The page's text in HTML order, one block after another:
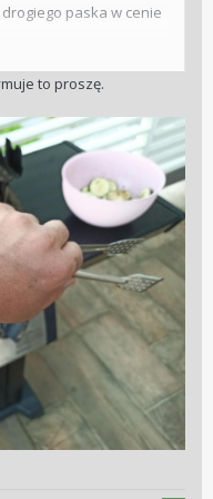
paska w cenie
to proszę.